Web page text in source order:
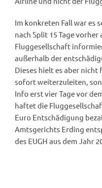
Im konkreten Fall war es
nach Split 15 Tage
Fluggesellschaft
außerhalb der
Dieses hielt es aber
sofort weiterzuleiten,
Info erst vier Tage vor
haftet die
Euro Entschädigung
Amtsgerichts Erding
des EUGH aus dem Jahr